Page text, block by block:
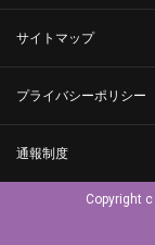
サイトマップ
プライバシーポリシー
通報制度
Copyright